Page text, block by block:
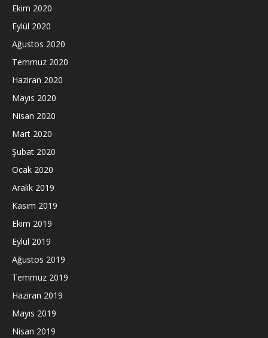
Ekim 2020
Eylül 2020
Ağustos 2020
Temmuz 2020
Haziran 2020
Mayıs 2020
Nisan 2020
Mart 2020
Şubat 2020
Ocak 2020
Aralık 2019
Kasım 2019
Ekim 2019
Eylül 2019
Ağustos 2019
Temmuz 2019
Haziran 2019
Mayıs 2019
Nisan 2019